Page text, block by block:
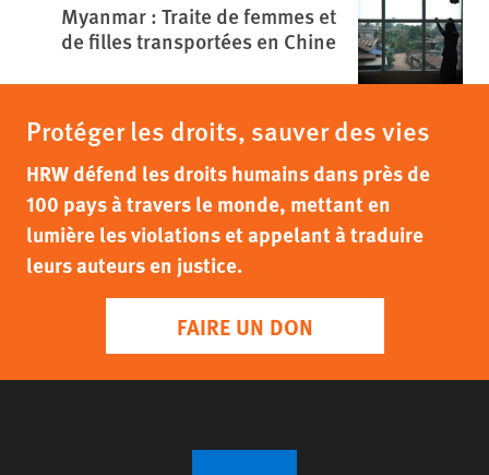
Myanmar : Traite de femmes et
de filles transportées en Chine
Protéger les droits, sauver des vies
HRW défend les droits humains dans près de
100 pays à travers le monde, mettant en
lumière les violations et appelant à traduire
leurs auteurs en justice.
FAIRE UN DON